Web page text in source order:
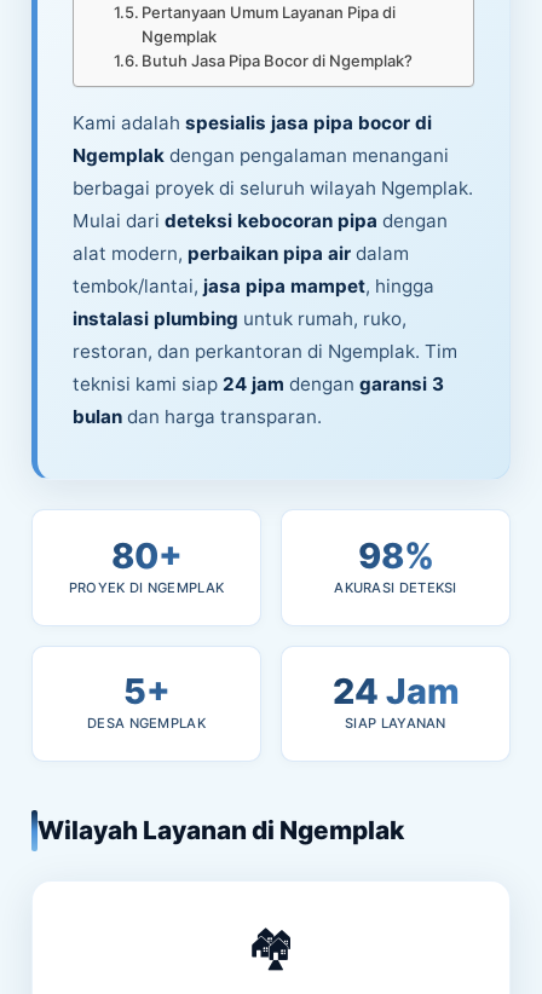
Pertanyaan Umum Layanan Pipa di
Ngemplak
Butuh Jasa Pipa Bocor di Ngemplak?
Kami adalah spesialis jasa pipa bocor di
Ngemplakdengan pengalaman menangani
berbagai proyek di seluruh wilayah Ngemplak.
Mulai dari deteksi kebocoran pipa dengan
alat modern, perbaikan pipa airdalam
tembok/lantai, jasa pipa mampet, hingga
instalasi plumbing untuk rumah, ruko,
restoran, dan perkantoran di Ngemplak. Tim
teknisi kami siap 24 jam dengan garansi 3
bulandan harga transparan.
80+
PROYEK DI NGEMPLAK
98%
AKURASI DETEKSI
5+
DESA NGEMPLAK
24 Jam
SIAP LAYANAN
Wilayah Layanan di Ngemplak
🏘️